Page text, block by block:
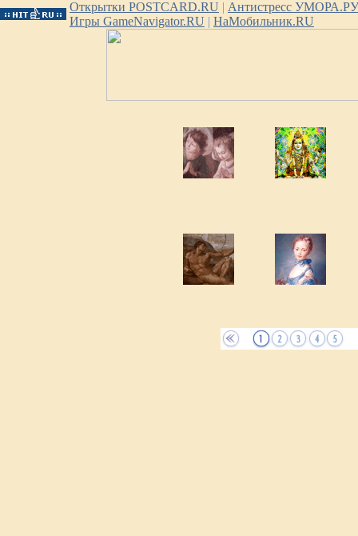
Открытки POSTCARD.RU | Антистресс УМОРА.РУ
Игры GameNavigator.RU | НаМобильник.RU